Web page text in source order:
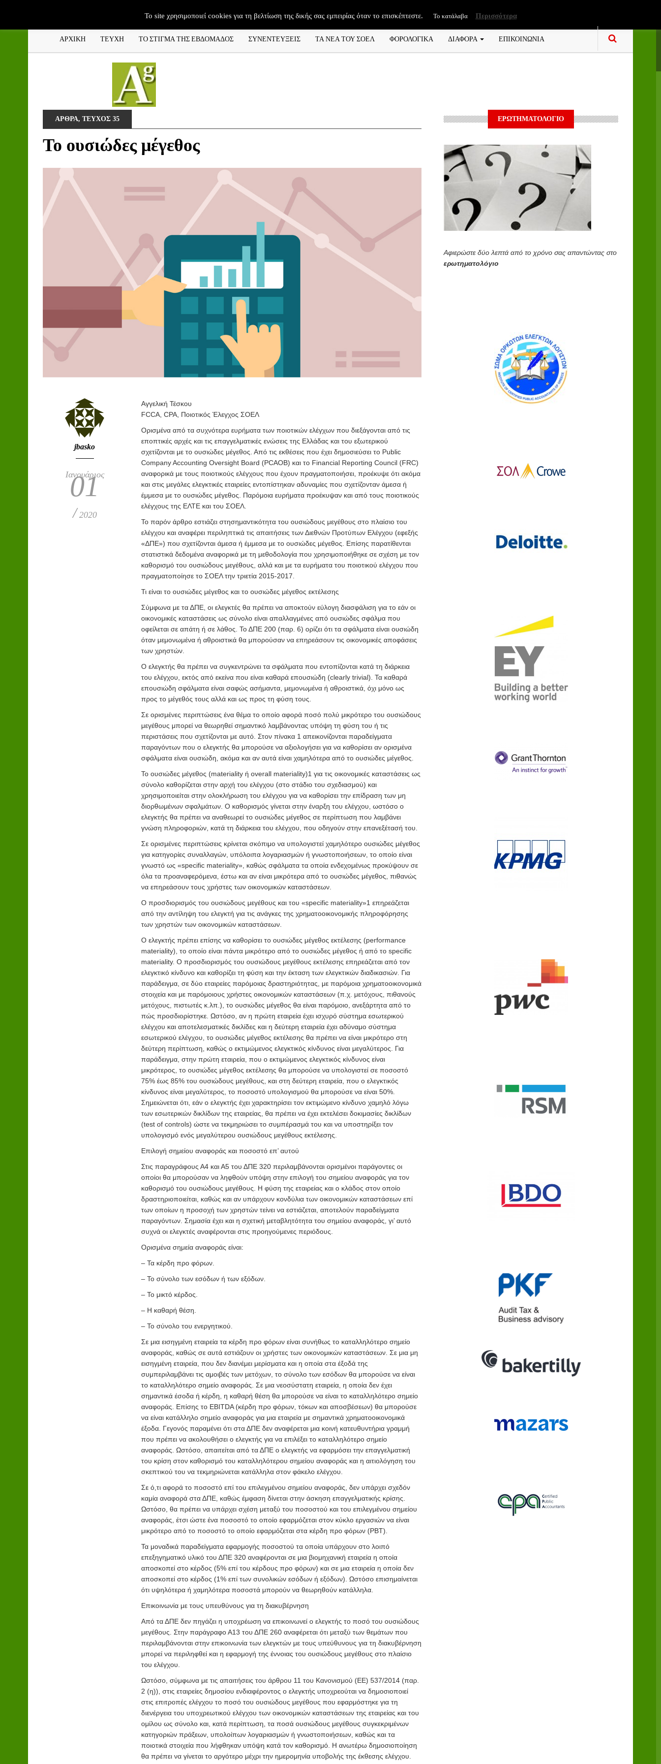
ΑΡΧΙΚΗ ΤΕΥΧΗ ΤΟ ΣΤΙΓΜΑ ΤΗΣ ΕΒΔΟΜΑΔΟΣ ΣΥΝΕΝΤΕΥΞΕΙΣ ΤΑ ΝΕΑ ΤΟΥ ΣΟΕΛ ΦΟΡΟΛΟΓΙΚΑ ΔΙΑΦΟΡΑ ΕΠΙΚΟΙΝΩΝΙΑ
ΑΡΘΡΑ, ΤΕΥΧΟΣ 35
Το ουσιώδες μέγεθος
jbasko
Ιανουάριος
01
/ 2020
Αγγελική Τέσκου
FCCA, CPA, Ποιοτικός Έλεγχος ΣΟΕΛ
Ορισμένα από τα συχνότερα ευρήματα των ποιοτικών ελέγχων που διεξάγονται από τις
εποπτικές αρχές και τις επαγγελματικές ενώσεις της Ελλάδας και του εξωτερικού
σχετίζονται με το ουσιώδες μέγεθος. Από τις εκθέσεις που έχει δημοσιεύσει το Public
Company Accounting Oversight Board (PCAOB) και το Financial Reporting Council (FRC)
αναφορικά με τους ποιοτικούς ελέγχους που έχουν πραγματοποιήσει, προέκυψε ότι ακόμα
και στις μεγάλες ελεγκτικές εταιρείες εντοπίστηκαν αδυναμίες που σχετίζονταν άμεσα ή
έμμεσα με το ουσιώδες μέγεθος. Παρόμοια ευρήματα προέκυψαν και από τους ποιοτικούς
ελέγχους της ΕΛΤΕ και του ΣΟΕΛ.
Το παρόν άρθρο εστιάζει στησημαντικότητα του ουσιώδους μεγέθους στο πλαίσιο του
ελέγχου και αναφέρει περιληπτικά τις απαιτήσεις των Διεθνών Προτύπων Ελέγχου (εφεξής
«ΔΠΕ») που σχετίζονται άμεσα ή έμμεσα με το ουσιώδες μέγεθος. Επίσης παρατίθενται
στατιστικά δεδομένα αναφορικά με τη μεθοδολογία που χρησιμοποιήθηκε σε σχέση με τον
καθορισμό του ουσιώδους μεγέθους, αλλά και με τα ευρήματα του ποιοτικού ελέγχου που
πραγματοποίησε το ΣΟΕΛ την τριετία 2015-2017.
Τι είναι το ουσιώδες μέγεθος και το ουσιώδες μέγεθος εκτέλεσης
Σύμφωνα με τα ΔΠΕ, οι ελεγκτές θα πρέπει να αποκτούν εύλογη διασφάλιση για το εάν οι
οικονομικές καταστάσεις ως σύνολο είναι απαλλαγμένες από ουσιώδες σφάλμα που
οφείλεται σε απάτη ή σε λάθος. Το ΔΠΕ 200 (παρ. 6) ορίζει ότι τα σφάλματα είναι ουσιώδη
όταν μεμονωμένα ή αθροιστικά θα μπορούσαν να επηρεάσουν τις οικονομικές αποφάσεις
των χρηστών.
Ο ελεγκτής θα πρέπει να συγκεντρώνει τα σφάλματα που εντοπίζονται κατά τη διάρκεια
του ελέγχου, εκτός από εκείνα που είναι καθαρά επουσιώδη (clearly trivial). Τα καθαρά
επουσιώδη σφάλματα είναι σαφώς ασήμαντα, μεμονωμένα ή αθροιστικά, όχι μόνο ως
προς το μέγεθός τους αλλά και ως προς τη φύση τους.
Σε ορισμένες περιπτώσεις ένα θέμα το οποίο αφορά ποσό πολύ μικρότερο του ουσιώδους
μεγέθους μπορεί να θεωρηθεί σημαντικό λαμβάνοντας υπόψη τη φύση του ή τις
περιστάσεις που σχετίζονται με αυτό. Στον πίνακα 1 απεικονίζονται παραδείγματα
παραγόντων που ο ελεγκτής θα μπορούσε να αξιολογήσει για να καθορίσει αν ορισμένα
σφάλματα είναι ουσιώδη, ακόμα και αν αυτά είναι χαμηλότερα από το ουσιώδες μέγεθος.
Το ουσιώδες μέγεθος (materiality ή overall materiality)1 για τις οικονομικές καταστάσεις ως
σύνολο καθορίζεται στην αρχή του ελέγχου (στο στάδιο του σχεδιασμού) και
χρησιμοποιείται στην ολοκλήρωση του ελέγχου για να καθορίσει την επίδραση των μη
διορθωμένων σφαλμάτων. Ο καθορισμός γίνεται στην έναρξη του ελέγχου, ωστόσο ο
ελεγκτής θα πρέπει να αναθεωρεί το ουσιώδες μέγεθος σε περίπτωση που λαμβάνει
γνώση πληροφοριών, κατά τη διάρκεια του ελέγχου, που οδηγούν στην επανεξέτασή του.
Σε ορισμένες περιπτώσεις κρίνεται σκόπιμο να υπολογιστεί χαμηλότερο ουσιώδες μέγεθος
για κατηγορίες συναλλαγών, υπόλοιπα λογαριασμών ή γνωστοποιήσεων, το οποίο είναι
γνωστό ως «specific materiality», καθώς σφάλματα τα οποία ενδεχομένως προκύψουν σε
όλα τα προαναφερόμενα, έστω και αν είναι μικρότερα από το ουσιώδες μέγεθος, πιθανώς
να επηρεάσουν τους χρήστες των οικονομικών καταστάσεων.
Ο προσδιορισμός του ουσιώδους μεγέθους και του «specific materiality»1 επηρεάζεται
από την αντίληψη του ελεγκτή για τις ανάγκες της χρηματοοικονομικής πληροφόρησης
των χρηστών των οικονομικών καταστάσεων.
Ο ελεγκτής πρέπει επίσης να καθορίσει το ουσιώδες μέγεθος εκτέλεσης (performance
materiality), το οποίο είναι πάντα μικρότερο από το ουσιώδες μέγεθος ή από το specific
materiality. Ο προσδιορισμός του ουσιώδους μεγέθους εκτέλεσης επηρεάζεται από τον
ελεγκτικό κίνδυνο και καθορίζει τη φύση και την έκταση των ελεγκτικών διαδικασιών. Για
παράδειγμα, σε δύο εταιρείες παρόμοιας δραστηριότητας, με παρόμοια χρηματοοικονομικά
στοιχεία και με παρόμοιους χρήστες οικονομικών καταστάσεων (π.χ. μετόχους, πιθανούς
μετόχους, πιστωτές κ.λπ.), το ουσιώδες μέγεθος θα είναι παρόμοιο, ανεξάρτητα από το
πώς προσδιορίστηκε. Ωστόσο, αν η πρώτη εταιρεία έχει ισχυρό σύστημα εσωτερικού
ελέγχου και αποτελεσματικές δικλίδες και η δεύτερη εταιρεία έχει αδύναμο σύστημα
εσωτερικού ελέγχου, το ουσιώδες μέγεθος εκτέλεσης θα πρέπει να είναι μικρότερο στη
δεύτερη περίπτωση, καθώς ο εκτιμώμενος ελεγκτικός κίνδυνος είναι μεγαλύτερος. Για
παράδειγμα, στην πρώτη εταιρεία, που ο εκτιμώμενος ελεγκτικός κίνδυνος είναι
μικρότερος, το ουσιώδες μέγεθος εκτέλεσης θα μπορούσε να υπολογιστεί σε ποσοστό
75% έως 85% του ουσιώδους μεγέθους, και στη δεύτερη εταιρεία, που ο ελεγκτικός
κίνδυνος είναι μεγαλύτερος, το ποσοστό υπολογισμού θα μπορούσε να είναι 50%.
Σημειώνεται ότι, εάν ο ελεγκτής έχει χαρακτηρίσει τον εκτιμώμενο κίνδυνο χαμηλό λόγω
των εσωτερικών δικλίδων της εταιρείας, θα πρέπει να έχει εκτελέσει δοκιμασίες δικλίδων
(test of controls) ώστε να τεκμηριώσει το συμπέρασμά του και να υποστηρίξει τον
υπολογισμό ενός μεγαλύτερου ουσιώδους μεγέθους εκτέλεσης.
Επιλογή σημείου αναφοράς και ποσοστό επ’ αυτού
Στις παραγράφους Α4 και Α5 του ΔΠΕ 320 περιλαμβάνονται ορισμένοι παράγοντες οι
οποίοι θα μπορούσαν να ληφθούν υπόψη στην επιλογή του σημείου αναφοράς για τον
καθορισμό του ουσιώδους μεγέθους. Η φύση της εταιρείας και ο κλάδος στον οποίο
δραστηριοποιείται, καθώς και αν υπάρχουν κονδύλια των οικονομικών καταστάσεων επί
των οποίων η προσοχή των χρηστών τείνει να εστιάζεται, αποτελούν παραδείγματα
παραγόντων. Σημασία έχει και η σχετική μεταβλητότητα του σημείου αναφοράς, γι’ αυτό
συχνά οι ελεγκτές αναφέρονται στις προηγούμενες περιόδους.
Ορισμένα σημεία αναφοράς είναι:
– Τα κέρδη προ φόρων.
– Το σύνολο των εσόδων ή των εξόδων.
– Το μικτό κέρδος.
– Η καθαρή θέση.
– Το σύνολο του ενεργητικού.
Σε μια εισηγμένη εταιρεία τα κέρδη προ φόρων είναι συνήθως το καταλληλότερο σημείο
αναφοράς, καθώς σε αυτά εστιάζουν οι χρήστες των οικονομικών καταστάσεων. Σε μια μη
εισηγμένη εταιρεία, που δεν διανέμει μερίσματα και η οποία στα έξοδά της
συμπεριλαμβάνει τις αμοιβές των μετόχων, το σύνολο των εσόδων θα μπορούσε να είναι
το καταλληλότερο σημείο αναφοράς. Σε μια νεοσύστατη εταιρεία, η οποία δεν έχει
σημαντικά έσοδα ή κέρδη, η καθαρή θέση θα μπορούσε να είναι το καταλληλότερο σημείο
αναφοράς. Επίσης τo EBITDA (κέρδη προ φόρων, τόκων και αποσβέσεων) θα μπορούσε
να είναι κατάλληλο σημείο αναφοράς για μια εταιρεία με σημαντικά χρηματοοικονομικά
έξοδα. Γεγονός παραμένει ότι στα ΔΠΕ δεν αναφέρεται μια κοινή κατευθυντήρια γραμμή
που πρέπει να ακολουθήσει ο ελεγκτής για να επιλέξει το καταλληλότερο σημείο
αναφοράς. Ωστόσο, απαιτείται από τα ΔΠΕ ο ελεγκτής να εφαρμόσει την επαγγελματική
του κρίση στον καθορισμό του καταλληλότερου σημείου αναφοράς και η αιτιολόγηση του
σκεπτικού του να τεκμηριώνεται κατάλληλα στον φάκελο ελέγχου.
Σε ό,τι αφορά το ποσοστό επί του επιλεγμένου σημείου αναφοράς, δεν υπάρχει σχεδόν
καμία αναφορά στα ΔΠΕ, καθώς έμφαση δίνεται στην άσκηση επαγγελματικής κρίσης.
Ωστόσο, θα πρέπει να υπάρχει σχέση μεταξύ του ποσοστού και του επιλεγμένου σημείου
αναφοράς, έτσι ώστε ένα ποσοστό το οποίο εφαρμόζεται στον κύκλο εργασιών να είναι
μικρότερο από το ποσοστό το οποίο εφαρμόζεται στα κέρδη προ φόρων (PBT).
Τα μοναδικά παραδείγματα εφαρμογής ποσοστού τα οποία υπάρχουν στο λοιπό
επεξηγηματικό υλικό του ΔΠΕ 320 αναφέρονται σε μια βιομηχανική εταιρεία η οποία
αποσκοπεί στο κέρδος (5% επί του κέρδους προ φόρων) και σε μια εταιρεία η οποία δεν
αποσκοπεί στο κέρδος (1% επί των συνολικών εσόδων ή εξόδων). Ωστόσο επισημαίνεται
ότι υψηλότερα ή χαμηλότερα ποσοστά μπορούν να θεωρηθούν κατάλληλα.
Επικοινωνία με τους υπευθύνους για τη διακυβέρνηση
Από τα ΔΠΕ δεν πηγάζει η υποχρέωση να επικοινωνεί ο ελεγκτής το ποσό του ουσιώδους
μεγέθους. Στην παράγραφο Α13 του ΔΠΕ 260 αναφέρεται ότι μεταξύ των θεμάτων που
περιλαμβάνονται στην επικοινωνία των ελεγκτών με τους υπεύθυνους για τη διακυβέρνηση
μπορεί να περιληφθεί και η εφαρμογή της έννοιας του ουσιώδους μεγέθους στο πλαίσιο
του ελέγχου.
Ωστόσο, σύμφωνα με τις απαιτήσεις του άρθρου 11 του Κανονισμού (ΕΕ) 537/2014 (παρ.
2 (η)), στις εταιρείες δημοσίου ενδιαφέροντος ο ελεγκτής υποχρεούται να δημοσιοποιεί
στις επιτροπές ελέγχου το ποσό του ουσιώδους μεγέθους που εφαρμόστηκε για τη
διενέργεια του υποχρεωτικού ελέγχου των οικονομικών καταστάσεων της εταιρείας και του
ομίλου ως σύνολο και, κατά περίπτωση, τα ποσά ουσιώδους μεγέθους συγκεκριμένων
κατηγοριών πράξεων, υπολοίπων λογαριασμών ή γνωστοποιήσεων, καθώς και τα
ποιοτικά στοιχεία που λήφθηκαν υπόψη κατά τον καθορισμό. Η ανωτέρω δημοσιοποίηση
θα πρέπει να γίνεται το αργότερο μέχρι την ημερομηνία υποβολής της έκθεσης ελέγχου.
ΕΡΩΤΗΜΑΤΟΛΟΓΙΟ
Αφιερώστε δύο λεπτά από το χρόνο σας απαντώντας στο
ερωτηματολόγιο
To site χρησιμοποιεί cookies για τη βελτίωση της δικής σας εμπειρίας όταν το επισκέπτεστε. Το κατάλαβα Περισσότερα